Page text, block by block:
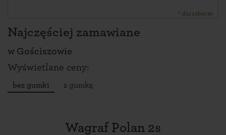
* dni robocze
Najczęściej zamawiane
w Gościszowie
Wyświetlane ceny:
bez gumki z gumką
Wagraf Polan 2s